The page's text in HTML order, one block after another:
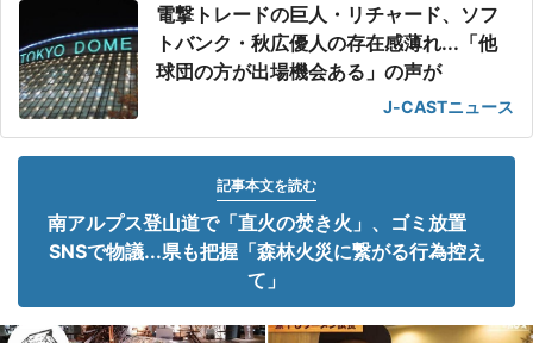
電撃トレードの巨人・リチャード、ソフ
トバンク・秋広優人の存在感薄れ...「他
球団の方が出場機会ある」の声が
J-CASTニュース
記事本文を読む
南アルプス登山道で「直火の焚き火」、ゴミ放置
SNSで物議...県も把握「森林火災に繋がる行為控え
て」